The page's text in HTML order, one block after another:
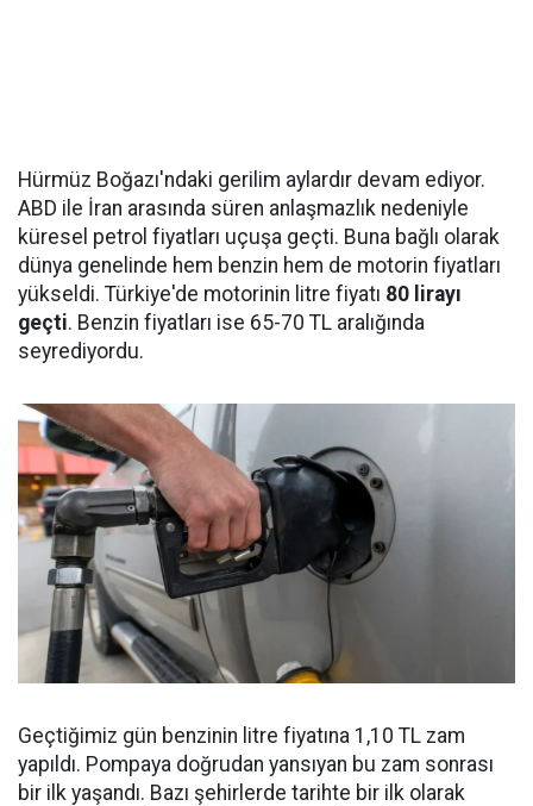
Hürmüz Boğazı'ndaki gerilim aylardır devam ediyor.
ABD ile İran arasında süren anlaşmazlık nedeniyle
küresel petrol fiyatları uçuşa geçti. Buna bağlı olarak
dünya genelinde hem benzin hem de motorin fiyatları
yükseldi. Türkiye'de motorinin litre fiyatı 80 lirayı
geçti. Benzin fiyatları ise 65-70 TL aralığında
seyrediyordu.
Geçtiğimiz gün benzinin litre fiyatına 1,10 TL zam
yapıldı. Pompaya doğrudan yansıyan bu zam sonrası
bir ilk yaşandı. Bazı şehirlerde tarihte bir ilk olarak